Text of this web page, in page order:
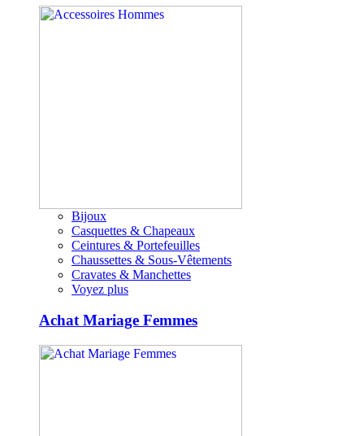
Bijoux
Casquettes & Chapeaux
Ceintures & Portefeuilles
Chaussettes & Sous-Vêtements
Cravates & Manchettes
Voyez plus
Achat Mariage Femmes